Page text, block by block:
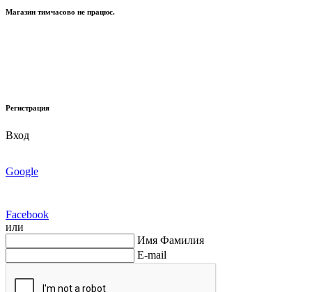
Магазин тимчасово не працює.
Регистрация
Вход
Google
Facebook
или
Имя Фамилия
E-mail